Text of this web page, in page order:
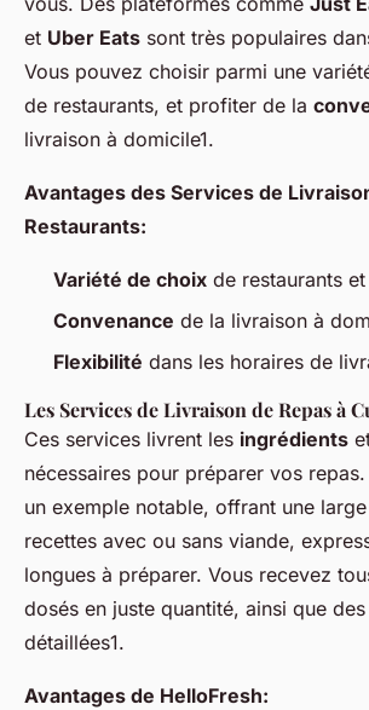
et Uber Eats sont très populaires
Vous pouvez choisir parmi une
de restaurants, et profiter de la
livraison à domicile1.
Avantages des Services de
Restaurants:
Variété de choix de restaurants
Convenance de la livraison à
Flexibilité dans les horaires de
Les Services de Livraison de Repas à
Ces services livrent les ingrédients
nécessaires pour préparer vos repas.
un exemple notable, offrant une
recettes avec ou sans viande,
longues à préparer. Vous recevez
dosés en juste quantité, ainsi que
détaillées1.
Avantages de HelloFresh: